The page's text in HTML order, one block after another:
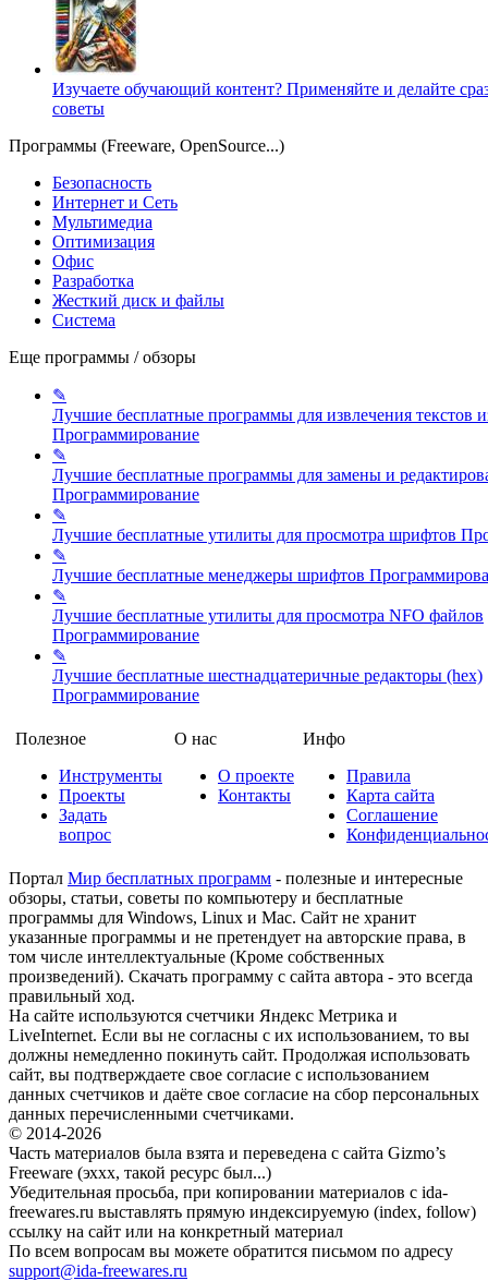
Изучаете обучающий контент? Применяйте и делайте
советы
Программы (Freeware, OpenSource...)
Безопасность
Интернет и Сеть
Мультимедиа
Оптимизация
Офис
Разработка
Жесткий диск и файлы
Система
Еще программы / обзоры
✎
Лучшие бесплатные программы для извлечения текстов
Программирование
✎
Лучшие бесплатные программы для замены и
Программирование
✎
Лучшие бесплатные утилиты для просмотра шрифтов
✎
Лучшие бесплатные менеджеры шрифтов
✎
Лучшие бесплатные утилиты для просмотра NFO файлов
Программирование
✎
Лучшие бесплатные шестнадцатеричные редакторы (hex)
Программирование
Полезное
Инструменты
Проекты
Задать
вопрос
О нас
О проекте
Контакты
Инфо
Правила
Карта сайта
Соглашение
Портал Мир бесплатных программ - полезные и интересные
обзоры, статьи, советы по компьютеру и бесплатные
программы для Windows, Linux и Mac. Сайт не хранит
указанные программы и не претендует на авторские права, в
том числе интеллектуальные (Кроме собственных
произведений). Скачать программу с сайта автора - это всегда
правильный ход.
На сайте используются счетчики Яндекс Метрика и
LiveInternet. Если вы не согласны с их использованием, то вы
должны немедленно покинуть сайт. Продолжая использовать
сайт, вы подтверждаете свое согласие с использованием
данных счетчиков и даёте свое согласие на сбор персональных
данных перечисленными счетчиками.
© 2014-2026
Часть материалов была взята и переведена с сайта Gizmo’s
Freeware (эххх, такой ресурс был...)
Убедительная просьба, при копировании материалов с ida-
freewares.ru выставлять прямую индексируемую (index, follow)
ссылку на сайт или на конкретный материал
По всем вопросам вы можете обратится письмом по адресу
support@ida-freewares.ru